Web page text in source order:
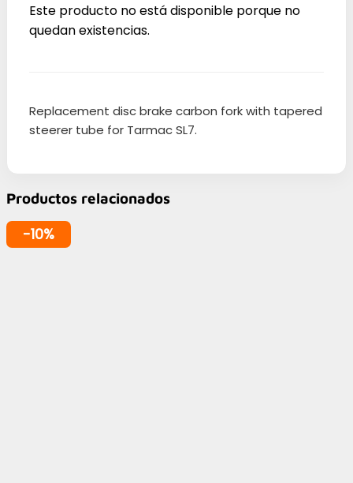
Este producto no está disponible porque no
quedan existencias.
Replacement disc brake carbon fork with tapered
steerer tube for Tarmac SL7.
Productos relacionados
-10%